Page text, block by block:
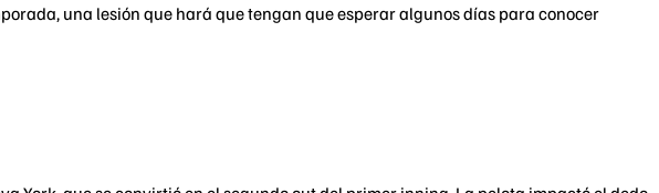
una lesión que hará que tengan que esperar algunos días para conocer